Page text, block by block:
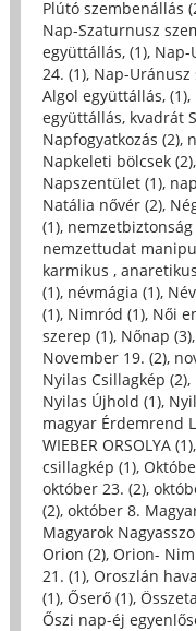
Plútó szembenállás
Nap-Szaturnusz
együttállás, (1), Nap-
24. (1), Nap-Uránusz
Algol együttállás, (1),
együttállás, kvadrát
Napfogyatkozás (2),
Napkeleti bölcsek (2),
Napszentület (1),
Natália nővér (2),
(1), nemzetbiztonság
nemzettudat
karmikus ,
(1), névmágia (1),
(1), Nimród (1), Női
szerep (1), Nőnap (3),
November 19. (2),
Nyilas Csillagkép (2),
Nyilas Újhold (1),
magyar Érdemrend
WIEBER ORSOLYA (1),
csillagkép (1),
október 23. (2),
(2), október 8.
Magyarok
Orion (2), Orion-
21. (1), Oroszlán
(1), Őserő (1),
Őszi nap-éj